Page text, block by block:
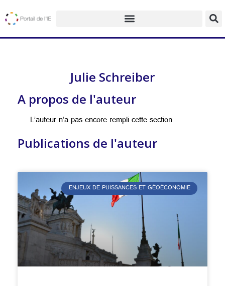
Julie Schreiber
A propos de l'auteur
L’auteur n’a pas encore rempli cette section
Publications de l'auteur
ENJEUX DE PUISSANCES ET GÉOÉCONOMIE